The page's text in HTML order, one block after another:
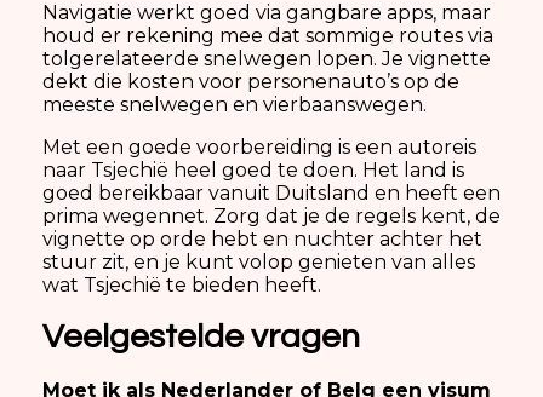
Navigatie werkt goed via gangbare apps, maar
houd er rekening mee dat sommige routes via
tolgerelateerde snelwegen lopen. Je vignette
dekt die kosten voor personenauto’s op de
meeste snelwegen en vierbaanswegen.
Met een goede voorbereiding is een autoreis
naar Tsjechië heel goed te doen. Het land is
goed bereikbaar vanuit Duitsland en heeft een
prima wegennet. Zorg dat je de regels kent, de
vignette op orde hebt en nuchter achter het
stuur zit, en je kunt volop genieten van alles
wat Tsjechië te bieden heeft.
Veelgestelde vragen
Moet ik als Nederlander of Belg een visum